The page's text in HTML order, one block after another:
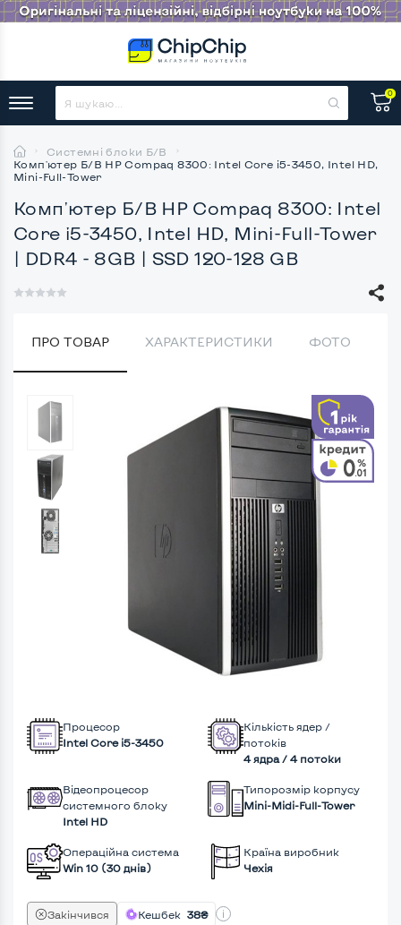
0
Системні блоки Б/В
Комп'ютер Б/В HP Compaq 8300: Intel Core i5-3450, Intel HD,
Mini-Full-Tower
Комп'ютер Б/В HP Compaq 8300: Intel
Core i5-3450, Intel HD, Mini-Full-Tower
| DDR4 - 8GB | SSD 120-128 GB
ПРО ТОВАР ХАРАКТЕРИСТИКИ ФОТО
Процесор
Intel Core i5-3450
Кількість ядер /
потоків
4 ядра / 4 потоки
Відеопроцесор
системного блоку
Intel HD
Типорозмір корпусу
Mini-Midi-Full-Tower
Операційна система
Win 10 (30 днів)
Країна виробник
Чехія
Закінчився Кешбек 38₴